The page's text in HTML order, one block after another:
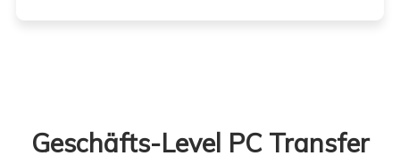
Geschäfts-Level PC Transfer